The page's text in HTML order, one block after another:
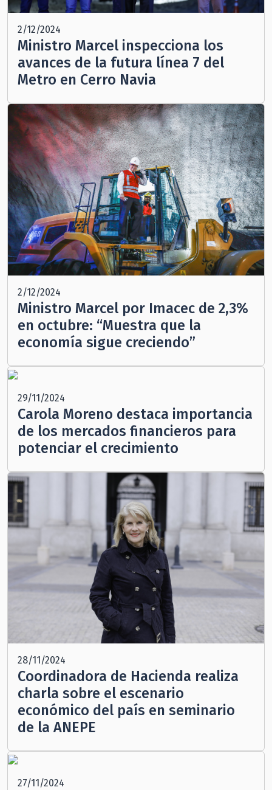
2/12/2024
Ministro Marcel inspecciona los
avances de la futura línea 7 del
Metro en Cerro Navia
2/12/2024
Ministro Marcel por Imacec de 2,3%
en octubre: “Muestra que la
economía sigue creciendo”
29/11/2024
Carola Moreno destaca importancia
de los mercados financieros para
potenciar el crecimiento
28/11/2024
Coordinadora de Hacienda realiza
charla sobre el escenario
económico del país en seminario
de la ANEPE
27/11/2024